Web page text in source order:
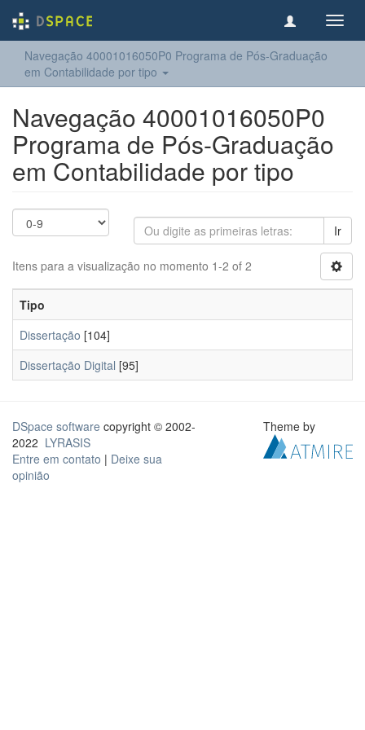
Navegação 40001016050P0 Programa de Pós-Graduação
em Contabilidade por tipo
Navegação 40001016050P0
Programa de Pós-Graduação
em Contabilidade por tipo
Ir
Itens para a visualização no momento 1-2 of 2
Tipo
Dissertação [104]
Dissertação Digital [95]
DSpace software copyright © 2002-
2022 LYRASIS
Entre em contato | Deixe sua
opinião
Theme by